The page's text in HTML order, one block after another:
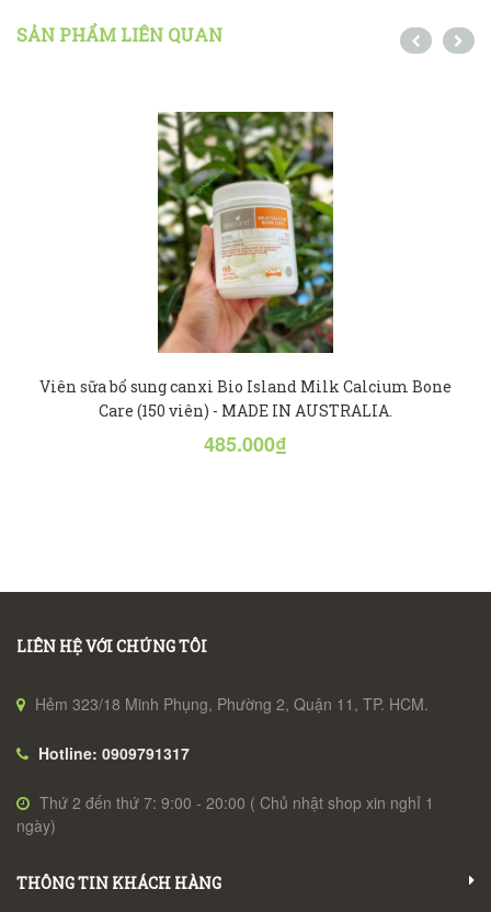
SẢN PHẨM LIÊN QUAN
Viên sữa bổ sung canxi Bio Island Milk Calcium Bone
Care (150 viên) - MADE IN AUSTRALIA.
485.000₫
LIÊN HỆ VỚI CHÚNG TÔI
Hẻm 323/18 Minh Phụng, Phường 2, Quận 11, TP. HCM.
Hotline: 0909791317
Thứ 2 đến thứ 7: 9:00 - 20:00 ( Chủ nhật shop xin nghỉ 1
ngày)
THÔNG TIN KHÁCH HÀNG